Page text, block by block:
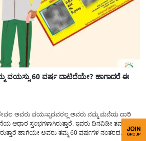
ವಯಸ್ಸು 60 ವರ್ಷ ದಾಟಿದೆಯೇ? ಹಾಗಾದರೆ ಈ
ಅವರು ವಯಸ್ಸಾದವರಲ್ಲ ಅವರು ನಮ್ಮ ಮನೆಯ ದಾರಿ
ಆಧಾರ ಸ್ತಂಭಗಳಾಗಿರುತ್ತಾರೆ. ಇವರು ದಿನವಿಡೀ ತಮ್ಮ
ಹಾಗೆಯೇ ಅವರು ತಮ್ಮ 60 ವರ್ಷಗಳ ನಂತರದ